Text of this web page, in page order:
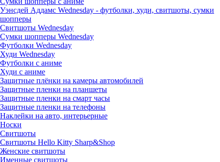
Уэнсдей Аддамс Wednesday - футболки, худи, свитшоты, сумки
шопперы
Свитшоты Wednesday
Сумки шопперы Wednesday
Футболки Wednesday
Худи Wednesday
Футболки с аниме
Худи с аниме
Защитные плёнки на камеры автомобилей
Защитные пленки на планшеты
Защитные пленки на смарт часы
Защитные пленки на телефоны
Наклейки на авто, интерьерные
Носки
Свитшоты
Cвитшоты Hello Kitty Sharp&Shop
Женские свитшоты
Именные свитшоты